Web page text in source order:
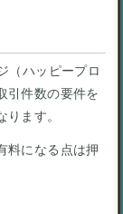
（ハッピープロ
引件数の要件を
ます。
料になる点は押